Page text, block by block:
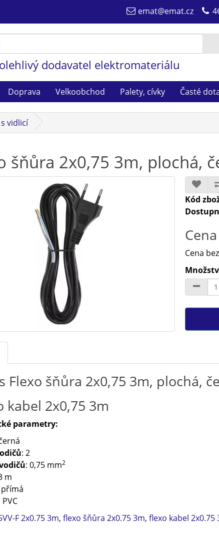
emat@emat.cz
dodavatel elektromateriálu
Doprava Velkoobchod Palety, cívky Časté
vidlicí
šňůra 2x0,75 3m, plochá,
Kód
Cena
Flexo šňůra 2x0,75 3m, plochá,
kabel 2x0,75 3m
parametry:
: 2
: 0,75 mm2
m
PVC
F 2x0.75 3m, flexo šňůra 2x0.75 3m, flexo kabel 2x0.75